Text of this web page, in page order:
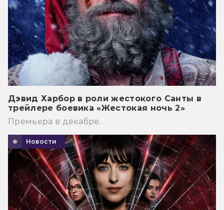
Дэвид Харбор в роли жестокого Санты в
трейлере боевика «Жестокая ночь 2»
Премьера в декабре.
Новости